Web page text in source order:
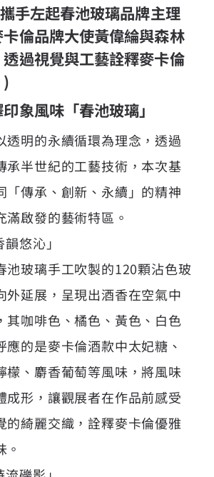
手左起春池玻璃品牌主理
倫品牌大使黃偉綸與森林
過視覺與工藝詮釋麥卡倫
象風味「春池玻璃」
透明的永續循環為理念，透過
承半世紀的工藝技術，本次基
「傳承、創新、永續」的精神
滿啟發的藝術特區。
悠沁」
池玻璃手工吹製的120顆沾色玻
外延展，呈現出酒香在空氣中
其咖啡色、橘色、黃色、白色
應的是麥卡倫酒款中太妃糖、
檬、麝香葡萄等風味，將風味
成形，讓觀展者在作品前感受
的綺麗交織，詮釋麥卡倫優雅